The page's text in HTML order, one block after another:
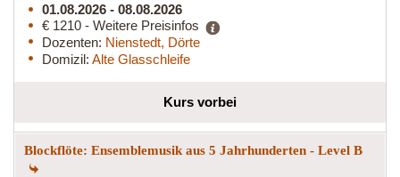
01.08.2026 - 08.08.2026
€ 1210 - Weitere Preisinfos
Dozenten: Nienstedt, Dörte
Domizil: Alte Glasschleife
Kurs vorbei
Blockflöte: Ensemblemusik aus 5 Jahrhunderten - Level B